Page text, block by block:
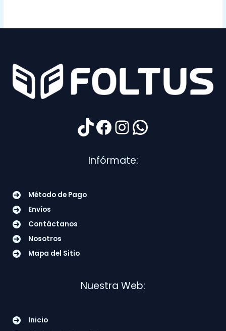
TikTok
Facebook
Instagram
WhatsApp
Infórmate:
Método de Pago
Envíos
Contáctanos
Nosotros
Mapa del Sitio
Nuestra Web:
Inicio